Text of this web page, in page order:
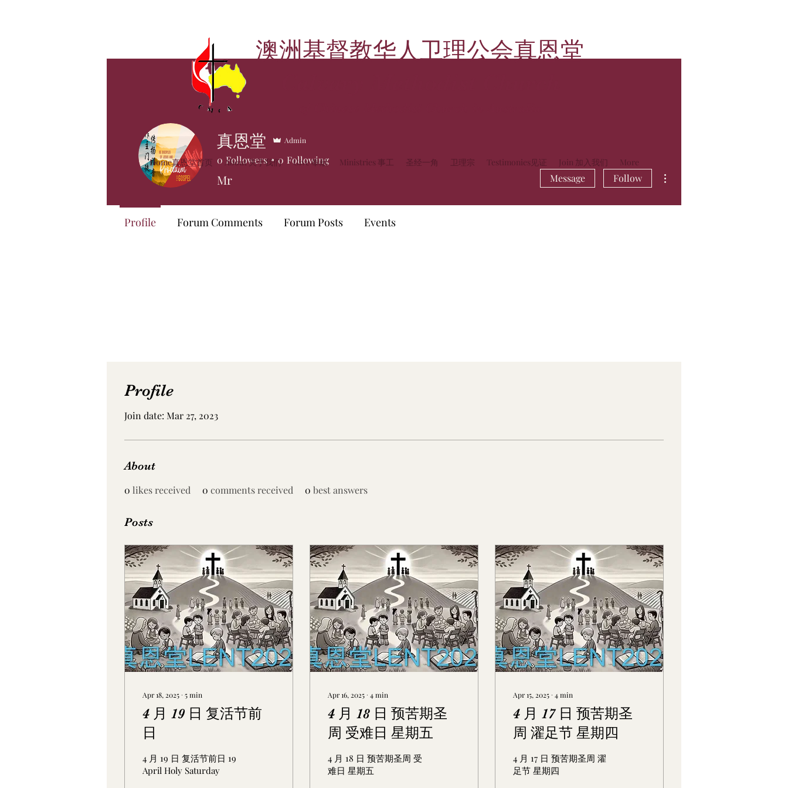
澳洲基督教华人卫理公会真恩堂
Home真恩堂首页 About 关于我们 Give 奉献 Ministries 事工 圣经一角 卫理宗 Testimonies见证 Join 加入我们 More
Profile
Join date: Mar 27, 2023
About
0 likes received 0 comments received 0 best answers
Posts
Apr 18, 2025 ∙ 5min
4 月 19 日 复活节前
日
4 月 19 日 复活节前日 19
April Holy Saturday
Apr 16, 2025 ∙ 4min
4 月 18 日 预苦期圣
周 受难日 星期五
4 月 18 日 预苦期圣周 受
难日 星期五
Apr 15, 2025 ∙ 4min
4 月 17 日 预苦期圣
周 濯足节 星期四
4 月 17 日 预苦期圣周 濯
足节 星期四
真恩堂 Admin
0 Followers 0 Following
Mr Message Follow
Profile Forum Comments Forum Posts Events